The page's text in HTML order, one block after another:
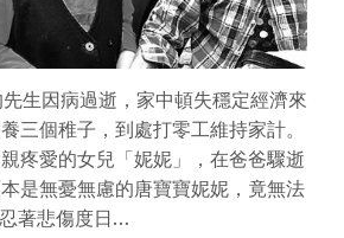
生因病過逝，家中頓失穩定經濟來
三個稚子，到處打零工維持家計。
疼愛的女兒「妮妮」，在爸爸驟逝
是無憂無慮的唐寶寶妮妮，竟無法
著悲傷度日…